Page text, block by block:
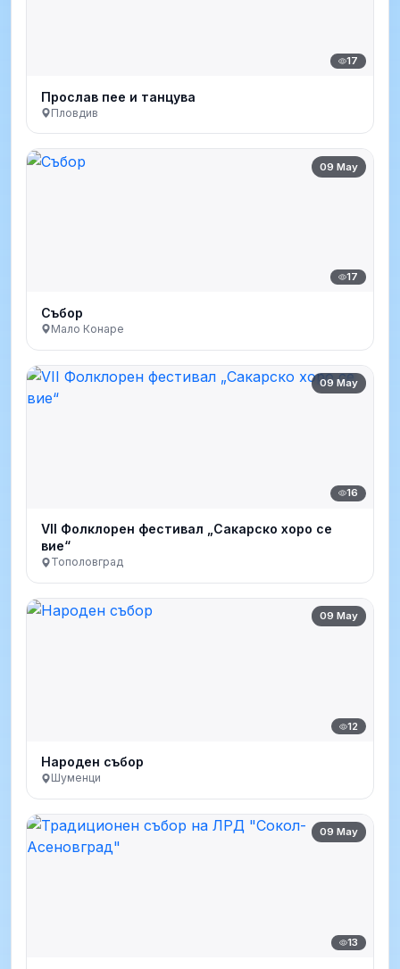
17
Прослав пее и танцува
Пловдив
09 May
17
Събор
Мало Конаре
09 May
16
VII Фолклорен фестивал „Сакарско хоро се
вие“
Тополовград
09 May
12
Народен събор
Шуменци
09 May
13